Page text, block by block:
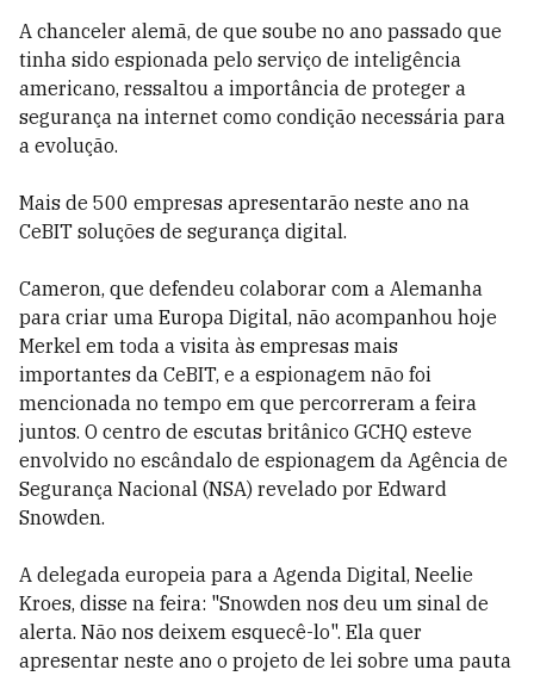
A chanceler alemã, de que soube no ano passado que
tinha sido espionada pelo serviço de inteligência
americano, ressaltou a importância de proteger a
segurança na internet como condição necessária para
a evolução.
Mais de 500 empresas apresentarão neste ano na
CeBIT soluções de segurança digital.
Cameron, que defendeu colaborar com a Alemanha
para criar uma Europa Digital, não acompanhou hoje
Merkel em toda a visita às empresas mais
importantes da CeBIT, e a espionagem não foi
mencionada no tempo em que percorreram a feira
juntos. O centro de escutas britânico GCHQ esteve
envolvido no escândalo de espionagem da Agência de
Segurança Nacional (NSA) revelado por Edward
Snowden.
A delegada europeia para a Agenda Digital, Neelie
Kroes, disse na feira: "Snowden nos deu um sinal de
alerta. Não nos deixem esquecê-lo". Ela quer
apresentar neste ano o projeto de lei sobre uma pauta